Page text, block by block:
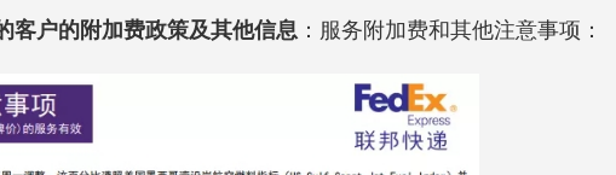
客户的附加费政策及其他信息 ：服务附加费和其他注意事项：